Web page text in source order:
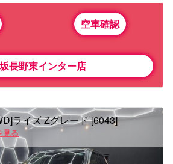
空車確認
長野東インター店
ライズ Zグレード [6043]
見る